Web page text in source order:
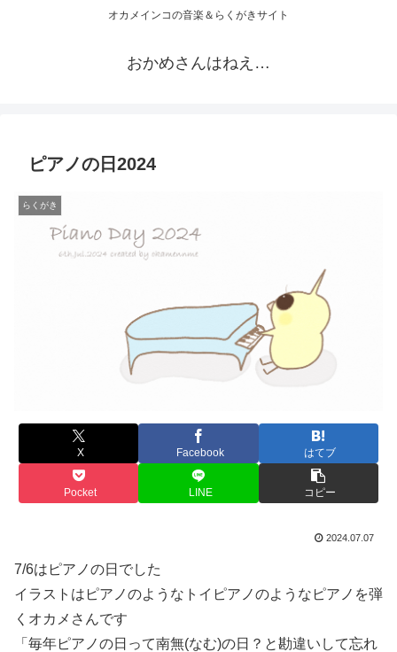
オカメインコの音楽＆らくがきサイト
おかめさんはねえ…
ピアノの日2024
らくがき
X Facebook はてブ
Pocket LINE コピー
2024.07.07
7/6はピアノの日でした
イラストはピアノのようなトイピアノのようなピアノを弾
くオカメさんです
「毎年ピアノの日って南無(なむ)の日？と勘違いして忘れ